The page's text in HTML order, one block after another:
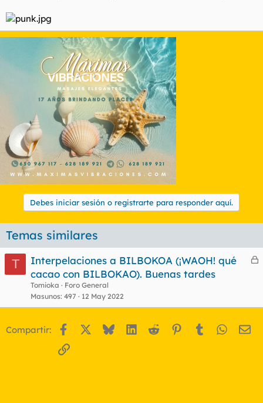
Debes iniciar sesión o registrarte para responder aquí.
Temas similares
T
C
a
Interpelaciones a BILBOKOA (¡WAOH! qué
cacao con BILBOKAO). Buenas tardes
Tomioka
Foro General
Masunos 497 12 May 2022
Compartir: Facebook BlueskyLinkedIn
Reddit Pinterest
Tumblr
Enlace